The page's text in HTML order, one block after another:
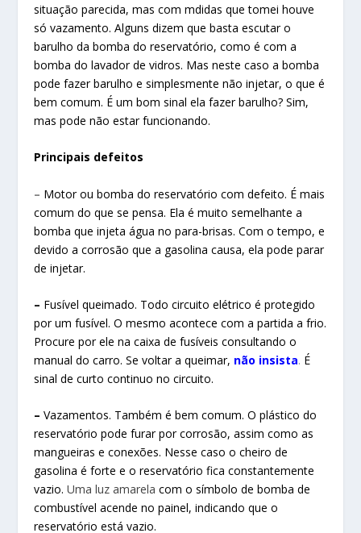
situação parecida, mas com mdidas que tomei houve
só vazamento. Alguns dizem que basta escutar o
barulho da bomba do reservatório, como é com a
bomba do lavador de vidros. Mas neste caso a bomba
pode fazer barulho e simplesmente não injetar, o que é
bem comum. É um bom sinal ela fazer barulho? Sim,
mas pode não estar funcionando.
Principais defeitos
– Motor ou bomba do reservatório com defeito. É mais
comum do que se pensa. Ela é muito semelhante a
bomba que injeta água no para-brisas. Com o tempo, e
devido a corrosão que a gasolina causa, ela pode parar
de injetar.
– Fusível queimado. Todo circuito elétrico é protegido
por um fusível. O mesmo acontece com a partida a frio.
Procure por ele na caixa de fusíveis consultando o
manual do carro. Se voltar a queimar, não insista. É
sinal de curto continuo no circuito.
–Vazamentos. Também é bem comum. O plástico do
reservatório pode furar por corrosão, assim como as
mangueiras e conexões. Nesse caso o cheiro de
gasolina é forte e o reservatório fica constantemente
vazio. Uma luz amarela com o símbolo de bomba de
combustível acende no painel, indicando que o
reservatório está vazio.